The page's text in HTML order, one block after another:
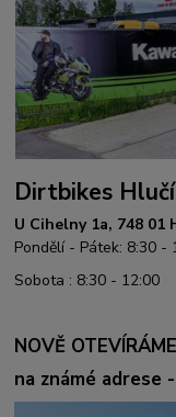
Dirtbikes
U Cihelny 1a, 748 01
Pondělí - Pátek: 8:30 -
Sobota : 8:30 - 12:00
NOVĚ
na známé adrese